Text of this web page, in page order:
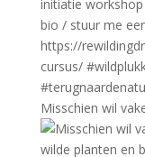
Misschien wil